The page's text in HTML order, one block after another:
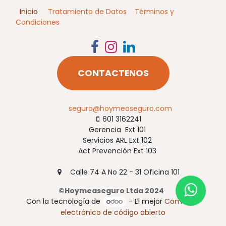
Inicio Tratamiento de Datos
Términos y
Condiciones
CONTACTENOS
seguro@hoymeaseguro.com
601 3162241​​
Gerencia Ext 101
Servicios ARL Ext 102
Act Prevención Ext 103
Calle 74 A No 22 - 31 Oficina 101
©Hoymeaseguro Ltda 2024
Con la tecnología de
- El mejorComercio
electrónico de código abierto